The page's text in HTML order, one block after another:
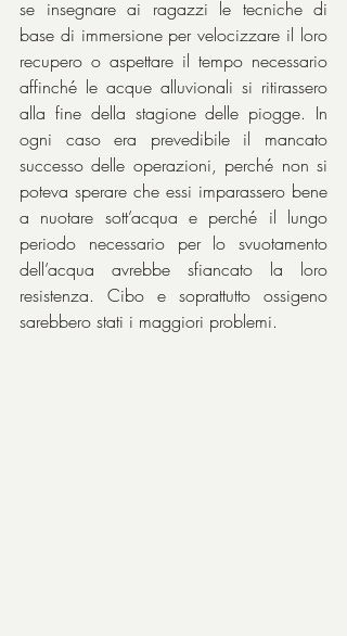
se insegnare ai ragazzi le tecniche di
base di immersione per velocizzare il loro
recupero o aspettare il tempo necessario
affinché le acque alluvionali si ritirassero
alla fine della stagione delle piogge. In
ogni caso era prevedibile il mancato
successo delle operazioni, perché non si
poteva sperare che essi imparassero bene
a nuotare sott’acqua e perché il lungo
periodo necessario per lo svuotamento
dell’acqua avrebbe sfiancato la loro
resistenza. Cibo e soprattutto ossigeno
sarebbero stati i maggiori problemi.